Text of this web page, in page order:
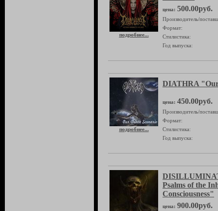
подробнее...
цена: 500.00руб.
Производитель/
Формат:
Стилистика:
Год выпуска:
подробнее...
DIATHRA
цена: 450.00руб.
Производитель/
Формат:
Стилистика:
Год выпуска:
Psalms of the
Consciousness"
цена: 900.00руб.